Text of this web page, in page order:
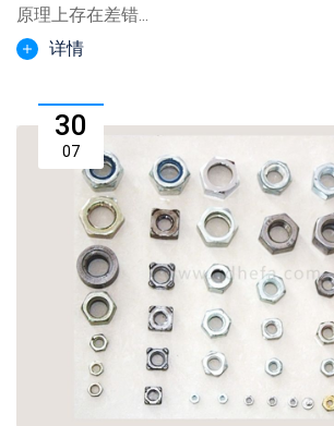
原理上存在差错...
详情
30
07